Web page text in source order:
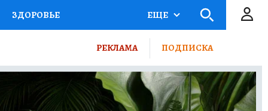
ЗДОРОВЬЕ
НА СПОРТ ПРОМОКОДЫ
ТЕЛЕВИЗОР КОЛЛЕКЦИИ
ЕЩЕ
РЕКЛАМА ПОДПИСКА